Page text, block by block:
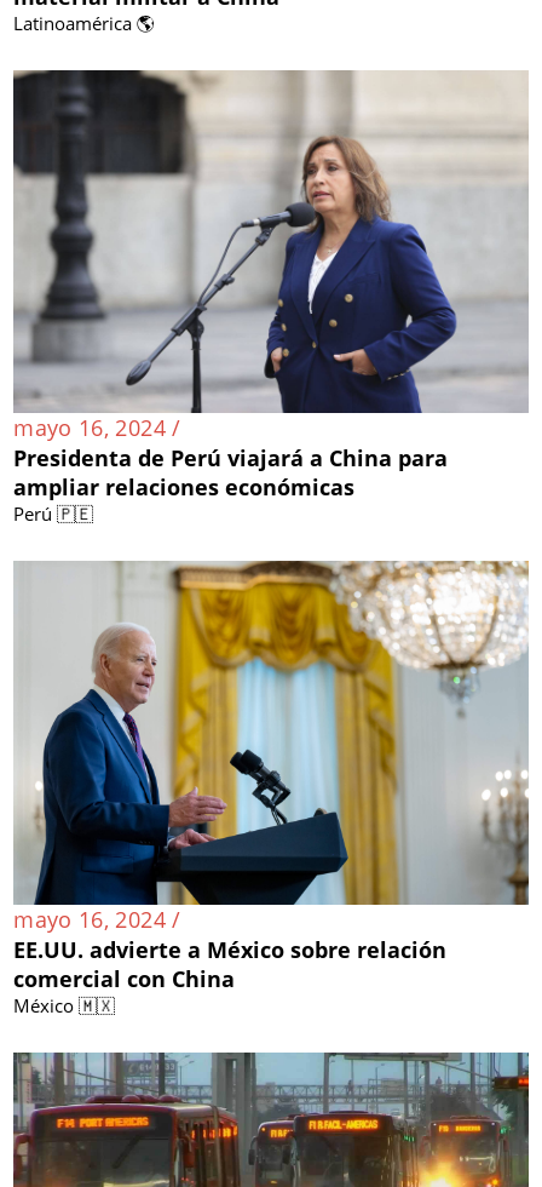
Latinoamérica 🌎
mayo 16, 2024 /
Presidenta de Perú viajará a China para
ampliar relaciones económicas
Perú 🇵🇪
mayo 16, 2024 /
EE.UU. advierte a México sobre relación
comercial con China
México 🇲🇽